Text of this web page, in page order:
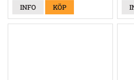
INFO KÖP